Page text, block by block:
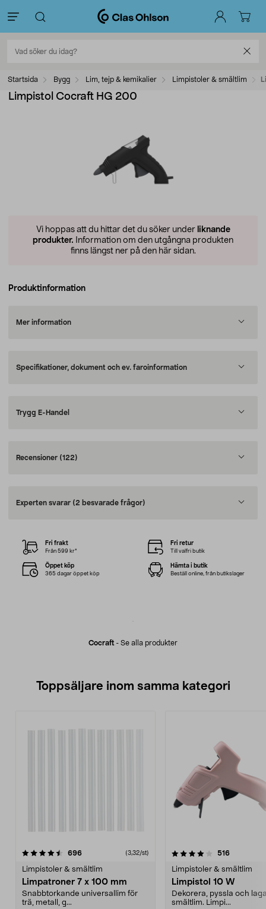
Startsida Bygg Lim, tejp & kemikalier Limpistoler & smältlim
Limpistol Cocraft HG 200
Vi hoppas att du hittar det du söker under liknande
produkter. Information om den utgångna produkten
finns längst ner på den här sidan.
Produktinformation
Mer information
Specifikationer, dokument och ev. faroinformation
Trygg E-Handel
Recensioner (122)
Experten svarar (2 besvarade frågor)
Cocraft - Se alla produkter
Fri frakt
Från 599 kr*
Fri retur
Till valfri butik
Öppet köp
365 dagar öppet köp
Hämta i butik
Beställ online, från butikslager
Toppsäljare inom samma kategori
696recensioner (3,32/st)
Limpistoler & smältlim
Limpatroner 7 x 100 mm
Snabbtorkande universallim för
trä, metall, g...
4.0 av 5 stjärnor 516
Limpistoler & smältlim
Limpistol 10 W
Dekorera, pyssla och
smältlim. Limpi...
4.5 av 5 stjärnor